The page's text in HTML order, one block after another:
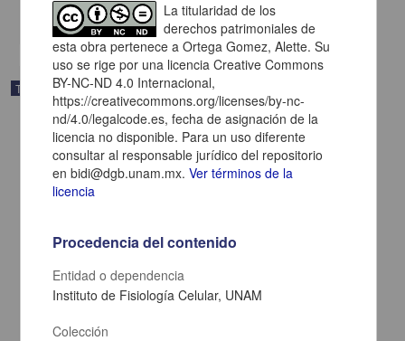
Trabajo de grado
La titularidad de los
derechos patrimoniales de
esta obra pertenece a Ortega Gomez, Alette. Su
uso se rige por una licencia Creative Commons
BY-NC-ND 4.0 Internacional,
https://creativecommons.org/licenses/by-nc-
nd/4.0/legalcode.es, fecha de asignación de la
licencia no disponible. Para un uso diferente
consultar al responsable jurídico del repositorio
en bidi@dgb.unam.mx.Ver términos de la
licencia
Procedencia del contenido
Entidad o dependencia
Instituto de Fisiología Celular, UNAM
Colección